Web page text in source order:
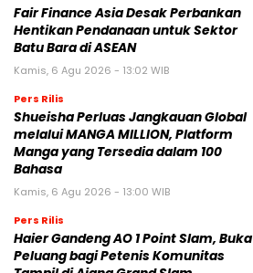
Fair Finance Asia Desak Perbankan
Hentikan Pendanaan untuk Sektor
Batu Bara di ASEAN
Kamis, 6 Agu 2026 - 13:02 WIB
Pers Rilis
Shueisha Perluas Jangkauan Global
melalui MANGA MILLION, Platform
Manga yang Tersedia dalam 100
Bahasa
Kamis, 6 Agu 2026 - 13:00 WIB
Pers Rilis
Haier Gandeng AO 1 Point Slam, Buka
Peluang bagi Petenis Komunitas